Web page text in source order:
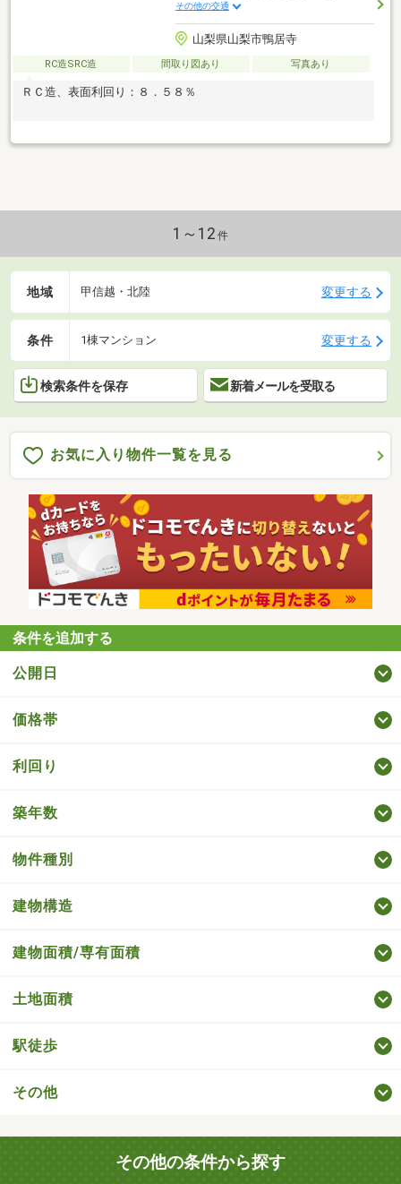
その他の交通
山梨県山梨市鴨居寺
RC造SRC造 間取り図あり 写真あり
ＲＣ造、表面利回り：８．５８％
1～12 件
地域 甲信越・北陸 変更する
条件 1棟マンション 変更する
検索条件を保存 新着メールを受取る
お気に入り物件一覧を見る
条件を追加する
公開日
価格帯
利回り
築年数
物件種別
建物構造
建物面積/専有面積
土地面積
駅徒歩
その他
その他の条件から探す